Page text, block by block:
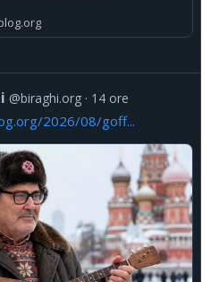
@biraghi.org 14 ore
2026/08/goff...